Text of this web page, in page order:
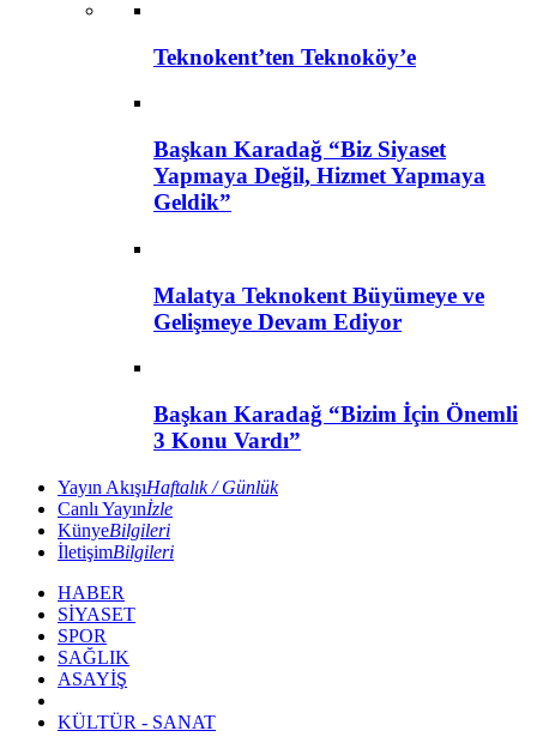
Teknokent’ten Teknoköy’e
Başkan Karadağ “Biz Siyaset
Yapmaya Değil, Hizmet Yapmaya
Geldik”
Malatya Teknokent Büyümeye ve
Gelişmeye Devam Ediyor
Başkan Karadağ “Bizim İçin Önemli
3 Konu Vardı”
Yayın AkışıHaftalık / Günlük
Canlı Yayınİzle
KünyeBilgileri
İletişimBilgileri
HABER
SİYASET
SPOR
SAĞLIK
ASAYİŞ
KÜLTÜR - SANAT